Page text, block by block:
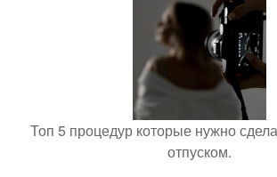
Топ 5 процедур которые нужно
отпуском.